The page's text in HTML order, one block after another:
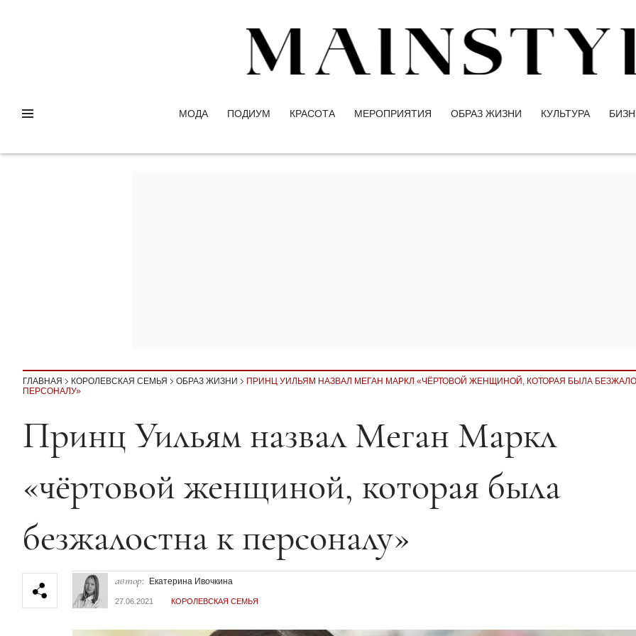
МОДА ПОДИУМ КРАСОТА МЕРОПРИЯТИЯ ОБРАЗ ЖИЗНИ КУЛЬТУРА
ГЛАВНАЯ КОРОЛЕВСКАЯ СЕМЬЯ ОБРАЗ ЖИЗНИ
ПРИНЦ УИЛЬЯМ НАЗВАЛ МЕГАН МАРКЛ «ЧЁРТОВОЙ ЖЕНЩИНОЙ, КОТОРАЯ БЫЛА
ПЕРСОНАЛУ»
Секция статей
Принц Уильям назвал Меган Маркл
«чёртовой женщиной, которая была
безжалостна к персоналу»
автор: Екатерина Ивочкина
27.06.2021 КОРОЛЕВСКАЯ СЕМЬЯ